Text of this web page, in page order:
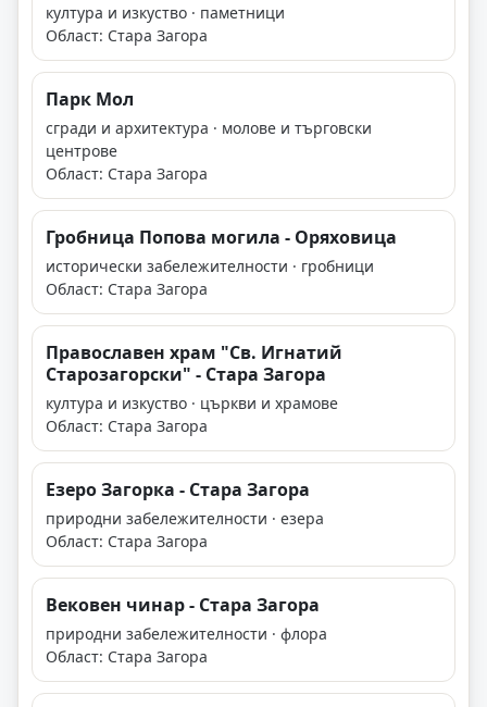
култура и изкуство · паметници
Област: Стара Загора
Парк Мол
сгради и архитектура · молове и търговски
центрове
Област: Стара Загора
Гробница Попова могила - Оряховица
исторически забележителности · гробници
Област: Стара Загора
Православен храм "Св. Игнатий
Старозагорски" - Стара Загора
култура и изкуство · църкви и храмове
Област: Стара Загора
Езеро Загорка - Стара Загора
природни забележителности · езера
Област: Стара Загора
Вековен чинар - Стара Загора
природни забележителности · флора
Област: Стара Загора